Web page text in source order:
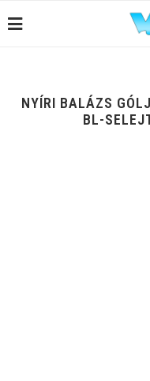
NYÍRI BALÁZS
BL-